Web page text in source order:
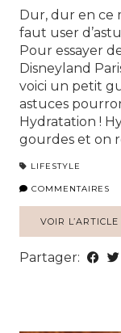
Dur, dur en ce
faut user
Pour essayer
Disneyland
voici un petit
astuces
Hydratation !
gourdes et on
LIFESTYLE
COMMENTAIRES
VOIR L’ARTICLE
Partager: